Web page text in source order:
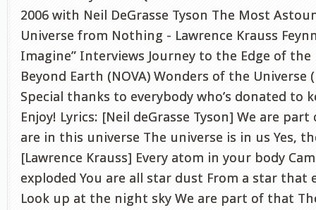
2006 with Neil DeGrasse Tyson The Most
Universe from Nothing - Lawrence Krauss
Imagine” Interviews Journey to the Edge of the
Beyond Earth (NOVA) Wonders of the Universe
Special thanks to everybody who’s donated to
Enjoy! Lyrics: [Neil deGrasse Tyson] We are
are in this universe The universe is in us Yes,
[Lawrence Krauss] Every atom in your body
exploded You are all star dust From a star that
Look up at the night sky We are part of that